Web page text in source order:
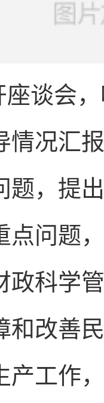
谈会
情况汇
题，提
点问题
政科学
和改善
产工作